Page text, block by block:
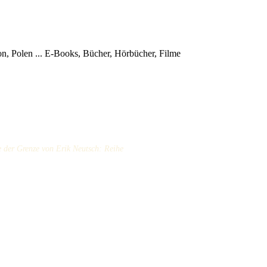
Polen ... E-Books, Bücher, Hörbücher, Filme
Grenze von Erik Neutsch: Reihe